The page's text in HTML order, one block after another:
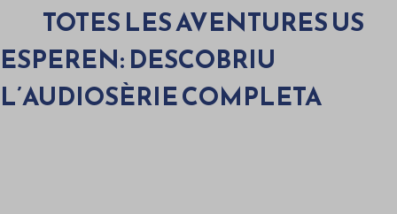
TOTES LES AVENTURES US
ESPEREN: DESCOBRIU
L’AUDIOSÈRIE COMPLETA